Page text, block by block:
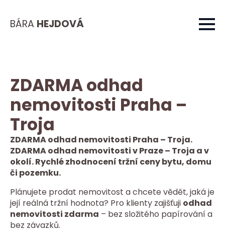
BÁRA HEJDOVÁ
ZDARMA odhad
nemovitosti Praha –
Troja
ZDARMA odhad nemovitosti Praha – Troja.
ZDARMA odhad nemovitosti v Praze – Troja a v
okolí. Rychlé zhodnocení tržní ceny bytu, domu
či pozemku.
Plánujete prodat nemovitost a chcete vědět, jaká je
její reálná tržní hodnota? Pro klienty zajišťuji odhad
nemovitosti zdarma – bez složitého papírování a
bez závazků.